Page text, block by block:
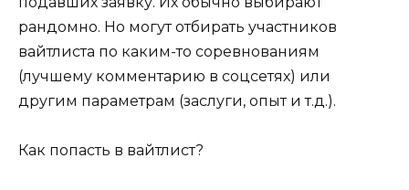
рандомно. Но могут отбирать участников
вайтлиста по каким-то соревнованиям
(лучшему комментарию в соцсетях) или
другим параметрам (заслуги, опыт и т.д.).
Как попасть в вайтлист?